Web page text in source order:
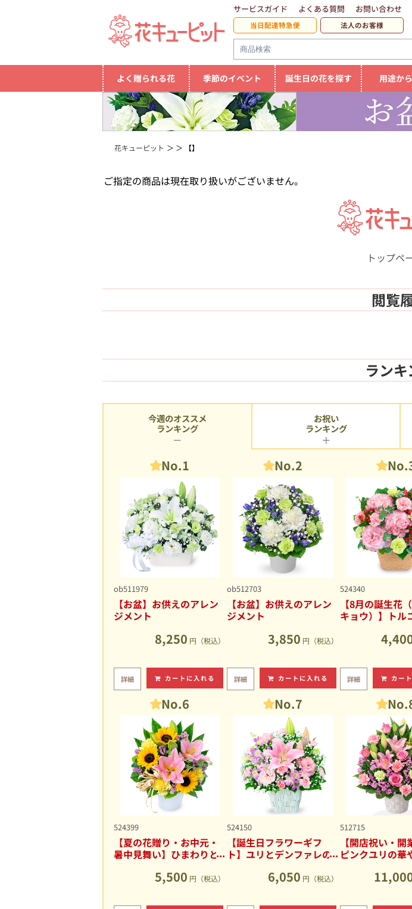
サービスガイド よくある質問 お問い合わせ
当日配達特急便 法人のお客様
よく贈られる花 季節のイベント 誕生日の花を探す 用途か
花キューピット 【】
ご指定の商品は現在取り扱いがございません。
トップペ
閲覧
ラン
今週のオススメ
ランキング
No.1
ob511979
【お盆】お供えのアレン
ジメント
8,250 円（税込）
詳細 カートに入れる
No.2
ob512703
【お盆】お供えのアレン
ジメント
3,850 円（税込）
詳細 カートに入れる
524340
【8月の誕生花
キョウ）】トル
詳細 カー
No.6
524399
【夏の花贈り・お中元・
暑中見舞い】ひまわりと
5,500 円（税込）
No.7
524150
【誕生日フラワーギフ
ト】ユリとデンファレの
6,050 円（税込）
512715
【開店祝い・開
ピンクユリの華
お祝い
ランキング